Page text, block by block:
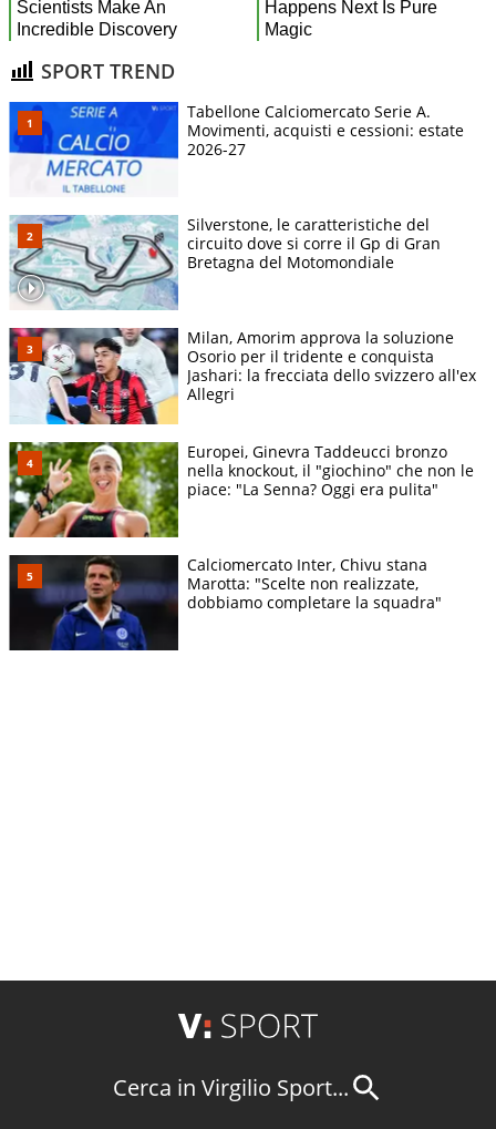
SPORT TREND
Tabellone Calciomercato Serie A.
Movimenti, acquisti e cessioni: estate
2026-27
Silverstone, le caratteristiche del
circuito dove si corre il Gp di Gran
Bretagna del Motomondiale
Milan, Amorim approva la soluzione
Osorio per il tridente e conquista
Jashari: la frecciata dello svizzero all'ex
Allegri
Europei, Ginevra Taddeucci bronzo
nella knockout, il "giochino" che non le
piace: "La Senna? Oggi era pulita"
Calciomercato Inter, Chivu stana
Marotta: "Scelte non realizzate,
dobbiamo completare la squadra"
Cerca in Virgilio Sport...